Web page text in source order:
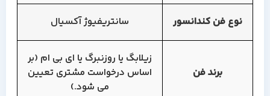
نوع فن کندانسور سانتریفیوژ آکسیال
برند فن
زیلابگ یا روزنبرگ یا ای بی ام (بر
اساس درخواست مشتری تعیین
می شود.)